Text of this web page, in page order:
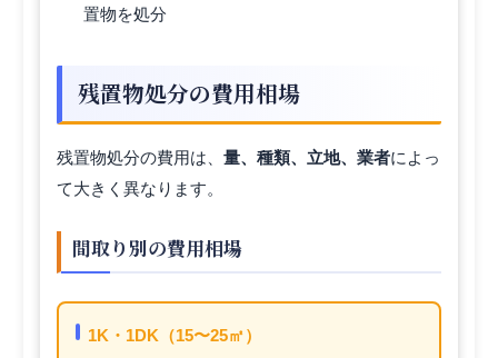
置物を処分
残置物処分の費用相場
残置物処分の費用は、 量、種類、立地、業者によっ
て大きく異なります。
間取り別の費用相場
1K・1DK（15〜25㎡）